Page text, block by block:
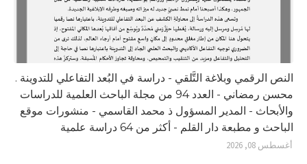
النص الرقمي وبلاغة التَّلقي - دراسة في البُعد التفاعلي للتدوينة .
محسن رمضاني - العدد 94 من مجلة الباحث العلمية للدراسات
والأبحاث - المدير المسؤول ذ محمد القاسمي - منشورات موقع
الباحث و مطبعة دار القلم - أكثر من 64 دراسة علمية
أغسطس 08, 2026